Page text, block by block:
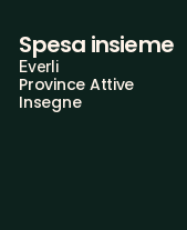
Spesa insieme
Everli
Province Attive
Insegne